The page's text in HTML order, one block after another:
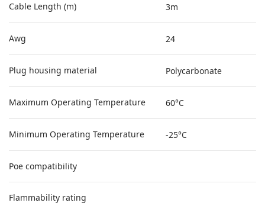
Cable Length (m) 3m
Awg 24
Plug housing material Polycarbonate
Maximum Operating Temperature 60°C
Minimum Operating Temperature -25°C
Poe compatibility
Flammability rating